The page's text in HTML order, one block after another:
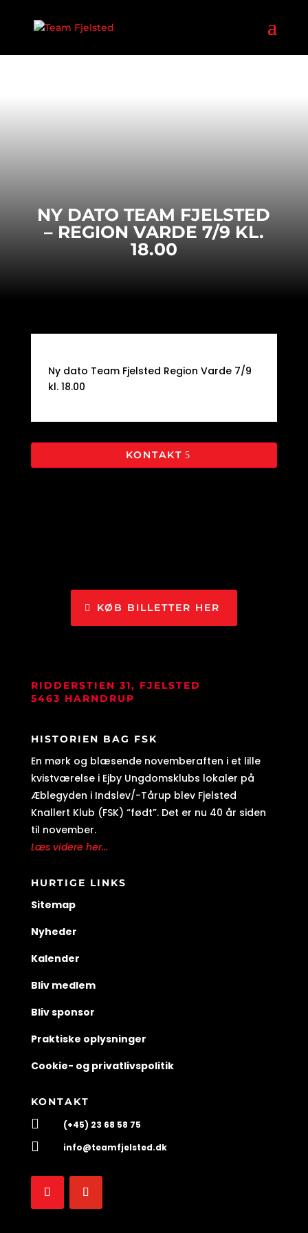
NY DATO TEAM FJELSTED
– REGION VARDE 7/9 KL.
18.00
Ny dato Team Fjelsted Region Varde 7/9
kl. 18.00
KONTAKT
KØB BILLETTER HER
RIDDERSTIEN 31, FJELSTED
5463 HARNDRUP
HISTORIEN BAG FSK
En mørk og blæsende novemberaften i et lille
kvistværelse i Ejby Ungdomsklubs lokaler på
Æblegyden i Indslev/-Tårup blev Fjelsted
Knallert Klub (FSK) “født”. Det er nu 40 år siden
til november.
Læs videre her...
HURTIGE LINKS
Sitemap
Nyheder
Kalender
Bliv medlem
Bliv sponsor
Praktiske oplysninger
Cookie- og privatlivspolitik
KONTAKT
 (+45) 23 68 58 75
 info@teamfjelsted.dk